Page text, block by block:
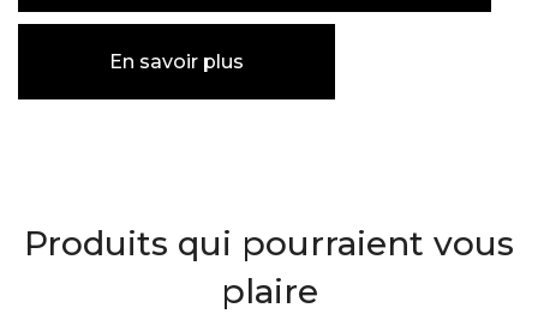
En savoir plus
Produits qui pourraient vous
plaire